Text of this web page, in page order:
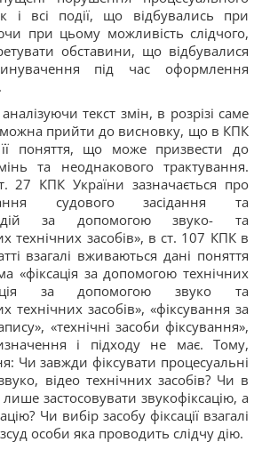
і всі події, що відбувались при
при цьому можливість слідчого,
обставини, що відбувалися
під час оформлення
текст змін, в розрізі саме
можна прийти до висновку, що в КПК
її поняття, що може призвести до
та неоднакового трактування.
27 КПК України зазначається про
судового засідання та
дій за допомогою звуко- та
технічних засобів», в ст. 107 КПК в
взагалі вживаються дані поняття
«фіксація за допомогою технічних
за допомогою звуко та
технічних засобів», «фіксування за
«технічні засоби фіксування»,
і підходу не має. Тому,
Чи завжди фіксувати процесуальні
відео технічних засобів? Чи в
застосовувати звукофіксацію, а
Чи вибір засобу фіксації взагалі
особи яка проводить слідчу дію.